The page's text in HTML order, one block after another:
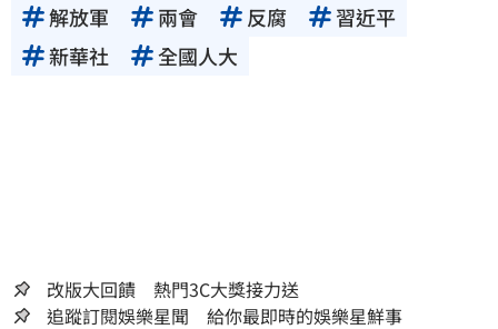
解放軍 兩會 反腐
習近平
新華社
全國人大
改版大回饋 熱門3C大獎接力送
追蹤訂閱娛樂星聞 給你最即時的娛樂星鮮事